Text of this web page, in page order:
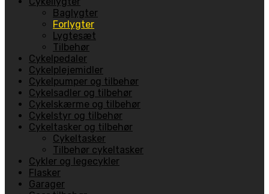
Baglygter
Forlygter
Lygtesæt
Tilbehør
Cykelpedaler
Cykelplejemidler
Cykelpumper og tilbehør
Cykelsadler og tilbehør
Cykelskærme og tilbehør
Cykelstyr og tilbehør
Cykeltasker og tilbehør
Cykeltasker
Tilbehør cykeltasker
Cykler og legecykler
Flasker
Garager